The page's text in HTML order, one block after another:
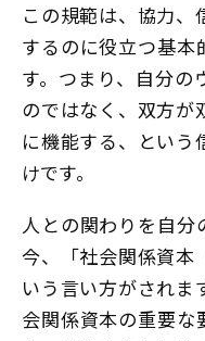
この規範は、協力
するのに役立つ基本
す。つまり、自分の
のではなく、双方が
に機能する、という
けです。
人との関わりを自分
今、「社会関係資本
いう言い方がされま
会関係資本の重要な